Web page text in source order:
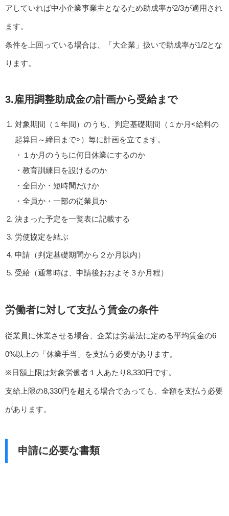
アしていれば中小企業事業主となるため助成率が2/3が適用され
ます。
条件を上回っている場合は、「大企業」扱いで助成率が1/2とな
ります。
3.雇用調整助成金の計画から受給まで
対象期間（１年間）のうち、判定基礎期間（１か月<給料の
起算日～締日まで>）毎に計画を立てます。
・１か月のうちに何日休業にするのか
・教育訓練日を設けるのか
・全日か・短時間だけか
・全員か・一部の従業員か
決まった予定を一覧表に記載する
労使協定を結ぶ
申請（判定基礎期間から２か月以内）
受給（通常時は、申請後おおよそ３か月程）
労働者に対して支払う賃金の条件
従業員に休業させる場合、企業は労基法に定める平均賃金の6
0%以上の「休業手当」を支払う必要があります。
※日額上限は対象労働者１人あたり8,330円です。
支給上限の8,330円を超える場合であっても、全額を支払う必要
があります。
申請に必要な書類